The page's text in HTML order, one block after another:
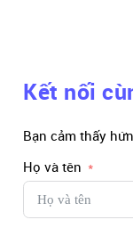
Kết nối
Bạn cảm thấy
Họ và tên